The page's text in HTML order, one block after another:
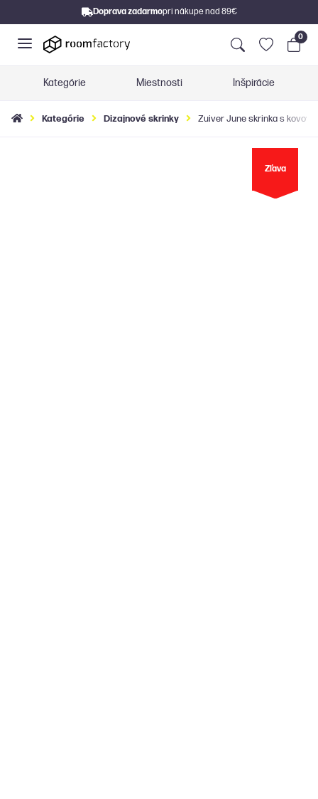
Doprava zadarmopri nákupe nad 89€
0
Kategórie Miestnosti Inšpirácie
Kategórie Dizajnové skrinky Zuiver June skrinka s
Zľava